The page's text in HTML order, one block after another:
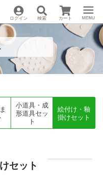
ログイン 検索 カート
Menu
小道具・成
形道具セッ
ト
絵付け・釉
掛けセット
セット